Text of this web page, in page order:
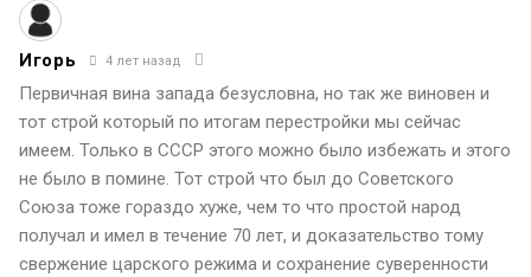
Игорь 4 лет назад
Первичная вина запада безусловна, но так же виновен и
тот строй который по итогам перестройки мы сейчас
имеем. Только в СССР этого можно было избежать и этого
не было в помине. Тот строй что был до Советского
Союза тоже гораздо хуже, чем то что простой народ
получал и имел в течение 70 лет, и доказательство тому
свержение царского режима и сохранение суверенности